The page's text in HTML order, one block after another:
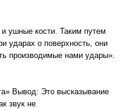
ушные кости. Таким путем
ударах о поверхность, они
производимые нами удары».
Вывод: Это высказывание
звук не